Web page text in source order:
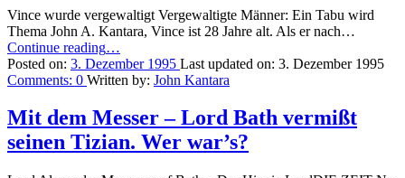
Vince wurde vergewaltigt Vergewaltigte Männer: Ein Tabu wird
Thema John A. Kantara, Vince ist 28 Jahre alt. Als er nach…
Continue reading“Messer
an
der
…
Posted on: 3. Dezember 1995 Last updated on: 3. Dezember 1995
Comments: 0 Written by: John Kantara
Mit dem Messer – Lord Bath vermißt
seinen Tizian. Wer war’s?